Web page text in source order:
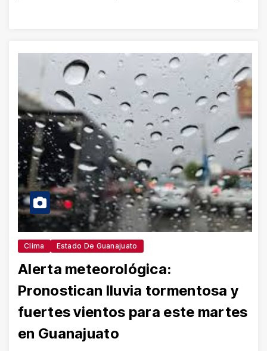
Clima Estado De Guanajuato
Alerta meteorológica:
Pronostican lluvia tormentosa y
fuertes vientos para este martes
en Guanajuato